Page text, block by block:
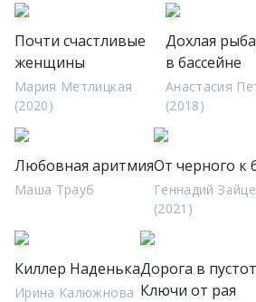
Почти счастливые
женщины
Мария Метлицкая
(2020)
Дохлая
в бассейне
Анастасия
(2018)
Любовная аритмия
Маша Трауб
От черного к
Геннадий
(2021)
Киллер Наденька
Ирина Калюжнова
Дорога в
Ключи от рая